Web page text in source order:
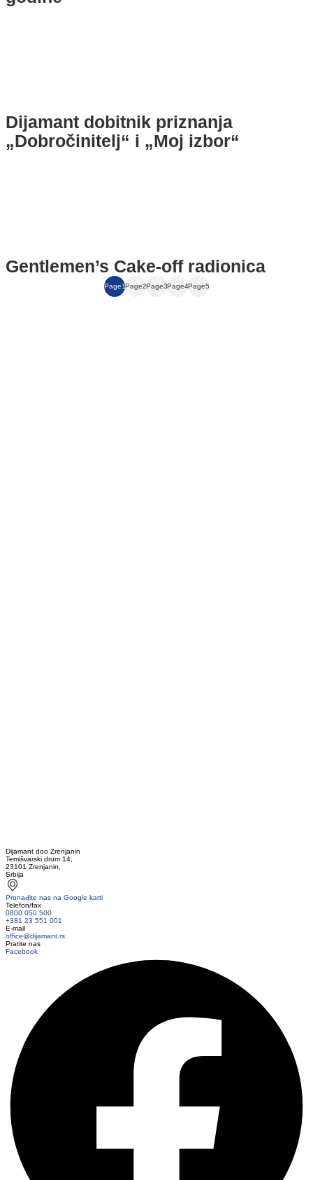
Dijamant dobitnik priznanja
„Dobročinitelj“ i „Moj izbor“
Gentlemen’s Cake‑off radionica
Page1Page2Page3Page4Page5
Dijamant doo Zrenjanin
Temišvarski drum 14,
23101 Zrenjanin,
Srbija
Pronađite nas na Google karti
Telefon/fax
0800 050 500
+381 23 551 001
E-mail
office@dijamant.rs
Pratite nas
Facebook